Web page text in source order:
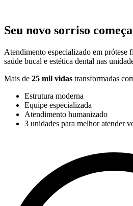
Seu novo sorriso
Atendimento especializado em prótese
saúde bucal e estética dental nas
Mais de 25 mil vidas transformadas
Estrutura moderna
Equipe especializada
Atendimento humanizado
3 unidades para melhor atender